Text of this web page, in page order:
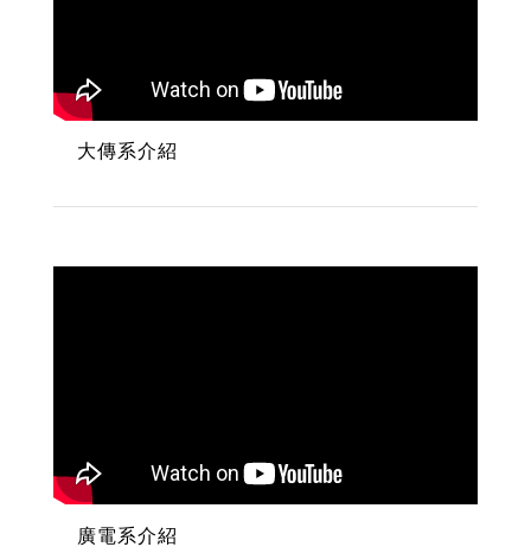
大傳系介紹
廣電系介紹